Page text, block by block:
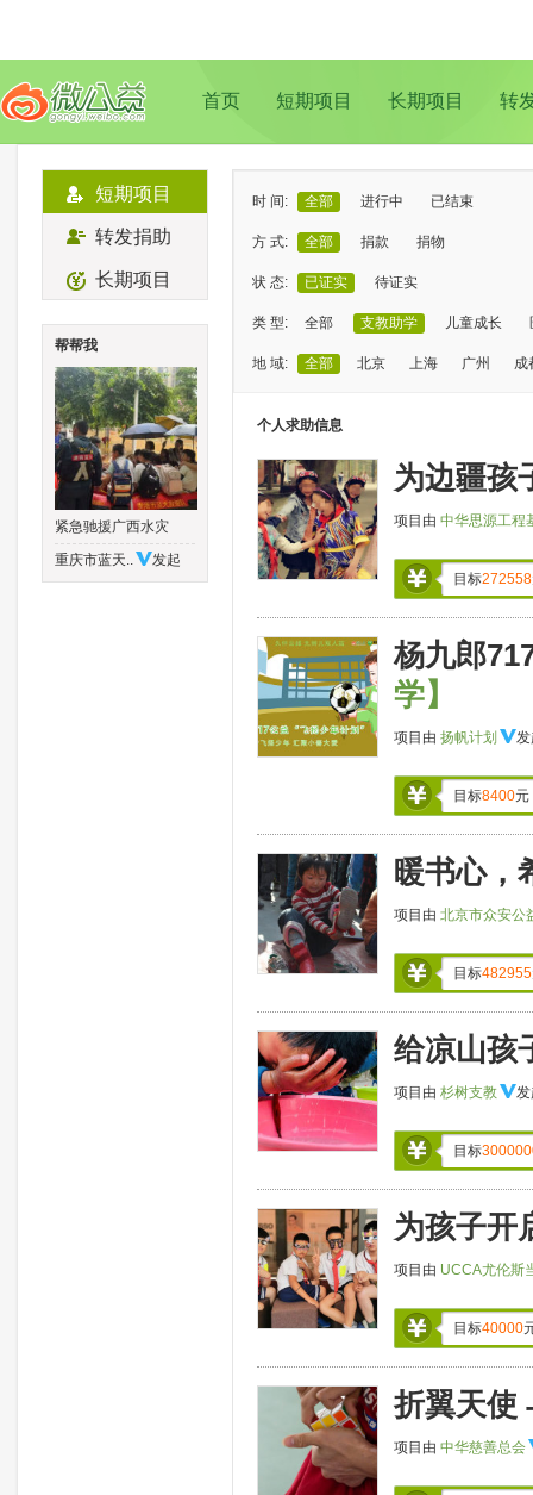
首页 短期项目 长期项目 转
短期项目
转发捐助
长期项目
帮帮我
紧急驰援广西水灾
重庆市蓝天..
发起
时 间: 全部 进行中 已结束
方 式: 全部 捐款 捐物
状 态: 已证实 待证实
类 型: 全部 支教助学 儿童成长
地 域: 全部 北京 上海 广州 成
个人求助信息
为边疆孩
项目由 中华思源工程
目标272558
杨九郎
学】
项目由 扬帆计划
目标8400元
暖书心，
项目由 北京市众安公
目标482955
给凉山孩
项目由 杉树支教
目标
为孩子开
项目由 UCCA尤伦斯
目标40000
折翼天使
项目由 中华慈善总会